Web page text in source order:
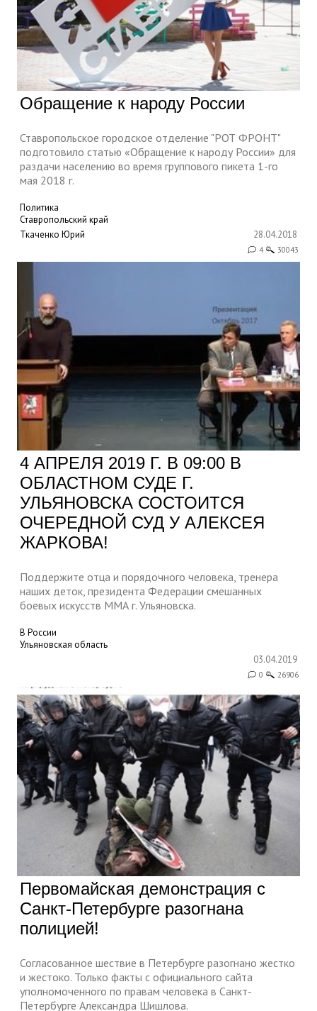
Обращение к народу России
Ставропольское городское отделение "РОТ ФРОНТ"
подготовило статью «Обращение к народу России» для
раздачи населению во время группового пикета 1-го
мая 2018 г.
Политика
Ставропольский край
Ткаченко Юрий
28.04.2018
4 30043
4 АПРЕЛЯ 2019 Г. В 09:00 В
ОБЛАСТНОМ СУДЕ Г.
УЛЬЯНОВСКА СОСТОИТСЯ
ОЧЕРЕДНОЙ СУД У АЛЕКСЕЯ
ЖАРКОВА!
Поддержите отца и порядочного человека, тренера
наших деток, президента Федерации смешанных
боевых искусств ММА г. Ульяновска.
В России
Ульяновская область
03.04.2019
0 26906
Первомайская демонстрация с
Санкт-Петербурге разогнана
полицией!
Согласованное шествие в Петербурге разогнано жестко
и жестоко. Только факты с официального сайта
уполномоченного по правам человека в Санкт-
Петербурге Александра Шишлова.